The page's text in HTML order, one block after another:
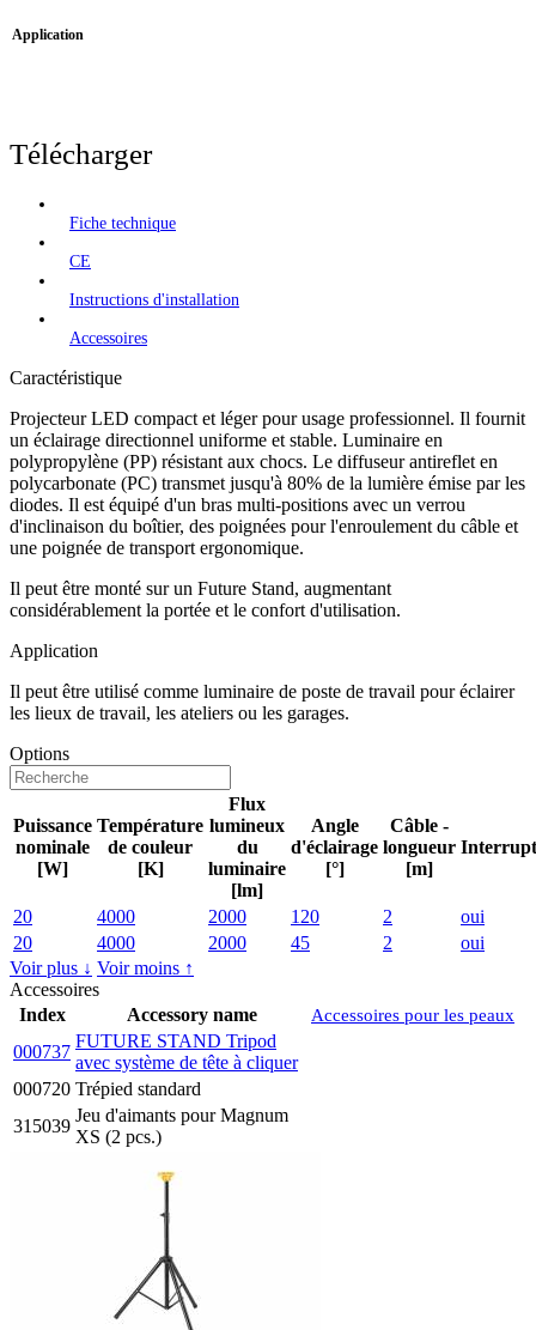
Application
Télécharger
Fiche technique
CE
Instructions d'installation
Accessoires
Caractéristique
Projecteur LED compact et léger pour usage professionnel. Il fournit
un éclairage directionnel uniforme et stable. Luminaire en
polypropylène (PP) résistant aux chocs. Le diffuseur antireflet en
polycarbonate (PC) transmet jusqu'à 80% de la lumière émise par les
diodes. Il est équipé d'un bras multi-positions avec un verrou
d'inclinaison du boîtier, des poignées pour l'enroulement du câble et
une poignée de transport ergonomique.
Il peut être monté sur un Future Stand, augmentant
considérablement la portée et le confort d'utilisation.
Application
Il peut être utilisé comme luminaire de poste de travail pour éclairer
les lieux de travail, les ateliers ou les garages.
Options
Puissance
nominale
[W]
Température
de couleur
[K]
Flux
lumineux
du
luminaire
[lm]
Angle
d'éclairage
[°]
Câble -
longueur
[m]
20 4000 2000 120 2
oui
20
4000 2000 45 2
oui
Voir plus ↓ Voir moins ↑
Accessoires
Accessoires pour les peaux
Index
Accessory name
000737
FUTURE STAND Tripod
avec système de tête à cliquer
000720 Trépied standard
315039
Jeu d'aimants pour Magnum
XS (2 pcs.)